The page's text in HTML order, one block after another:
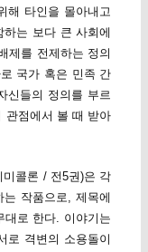
해 타인을 몰아내고
는 보다 큰 사회에
제를 전제하는 정의
국가 혹은 민족 간
신들의 정의를 부르
관점에서 볼 때 받아
미콜론 / 전5권)은 각
작품으로, 제목에
로 한다. 이야기는
로 격변의 소용돌이